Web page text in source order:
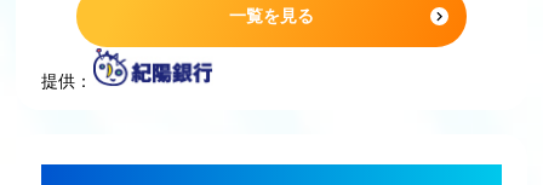
一覧を見る
提供：